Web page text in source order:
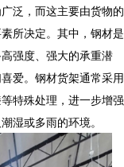
泛，而这主要由货物的
所决定。其中，钢材是
强度、强大的承重潜
爱。钢材货架通常采用
特殊处理，进一步增强
湿或多雨的环境。